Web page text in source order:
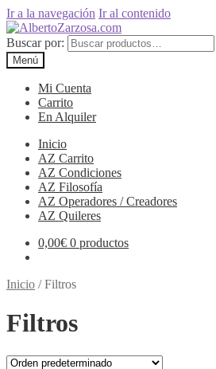
Ir a la navegación Ir al contenido
Buscar por:
Menú
Mi Cuenta
Carrito
En Alquiler
Inicio
AZ Carrito
AZ Condiciones
AZ Filosofía
AZ Operadores / Creadores
AZ Quileres
0,00€ 0 productos
Inicio /Filtros
Filtros